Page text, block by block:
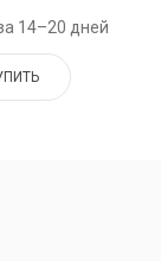
14–20 дней